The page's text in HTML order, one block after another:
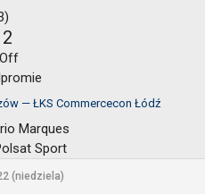
2
— ŁKS Commercecon Łódź
Marques
Sport
(niedziela)